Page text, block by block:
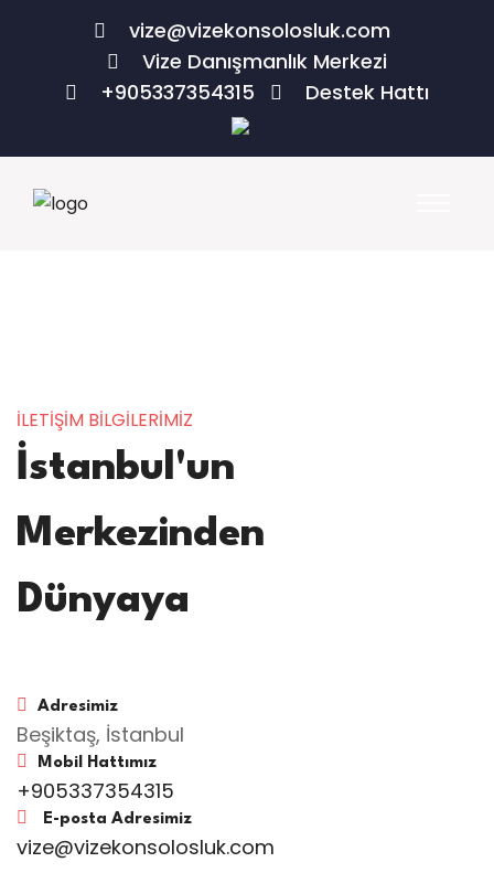
vize@vizekonsolosluk.com
Vize Danışmanlık Merkezi
+905337354315
Destek Hattı
İLETİŞİM BİLGİLERİMİZ
İstanbul'un
Merkezinden
Dünyaya
Adresimiz
Beşiktaş, İstanbul
Mobil Hattımız
+905337354315
E-posta Adresimiz
vize@vizekonsolosluk.com